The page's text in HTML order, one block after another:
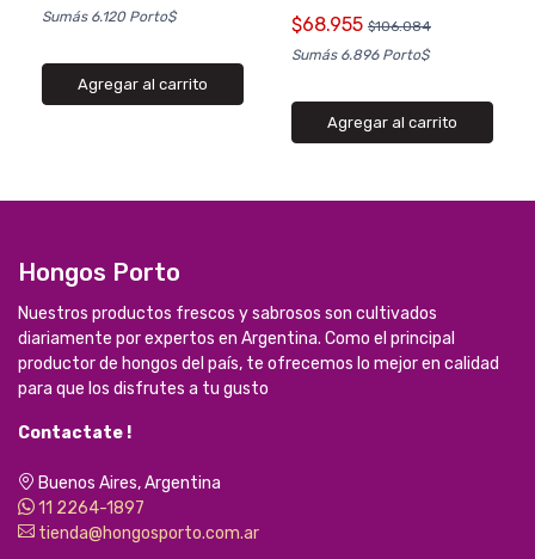
Sumás 6.120 Porto$
Agregar al carrito
$68.955 $106.084
Sumás 6.896 Porto$
Agregar al carrito
Hongos Porto
Nuestros productos frescos y sabrosos son cultivados
diariamente por expertos en Argentina. Como el principal
productor de hongos del país, te ofrecemos lo mejor en calidad
para que los disfrutes a tu gusto
Contactate !
Buenos Aires, Argentina
11 2264-1897
tienda@hongosporto.com.ar